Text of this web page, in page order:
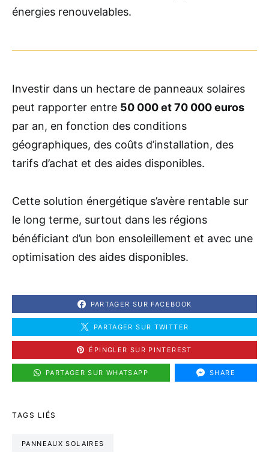
énergies renouvelables.
Investir dans un hectare de panneaux solaires
peut rapporter entre 50 000 et 70 000 euros
par an, en fonction des conditions
géographiques, des coûts d’installation, des
tarifs d’achat et des aides disponibles.
Cette solution énergétique s’avère rentable sur
le long terme, surtout dans les régions
bénéficiant d’un bon ensoleillement et avec une
optimisation des aides disponibles.
PARTAGER SUR FACEBOOK
PARTAGER SUR TWITTER
ÉPINGLER SUR PINTEREST
PARTAGER SUR WHATSAPP SHARE
TAGS LIÉS
PANNEAUX SOLAIRES